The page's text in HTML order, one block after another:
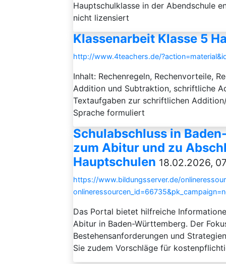
Hauptschulklasse in der Abendschule
nicht lizensiert
Klassenarbeit Klasse 5
http://www.4teachers.de/
Inhalt: Rechenregeln, Rechenvorteile,
Addition und Subtraktion, schriftliche
Textaufgaben zur schriftlichen
Sprache formuliert
Schulabschluss in
zum Abitur und zu
Hauptschulen 18.02.2026,
https://www.bildungsserver.de/
Das Portal bietet hilfreiche
Abitur in Baden-Württemberg. Der
Bestehensanforderungen und
Sie zudem Vorschläge für